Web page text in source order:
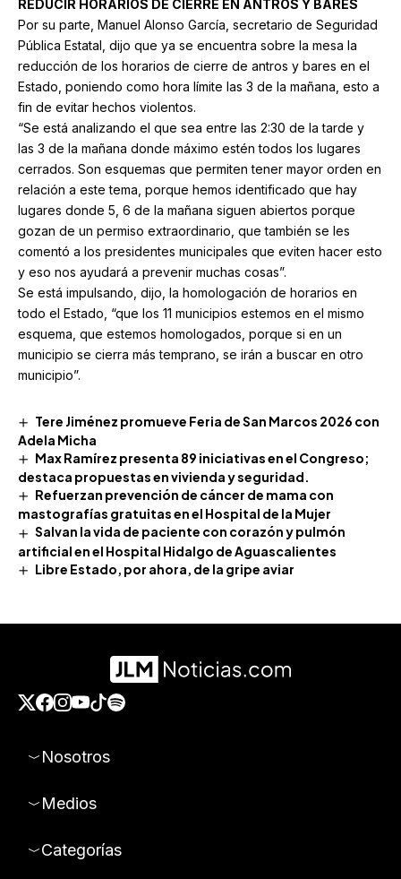
REDUCIR HORARIOS DE CIERRE EN ANTROS Y BARES
Por su parte, Manuel Alonso García, secretario de Seguridad
Pública Estatal, dijo que ya se encuentra sobre la mesa la
reducción de los horarios de cierre de antros y bares en el
Estado, poniendo como hora límite las 3 de la mañana, esto a
fin de evitar hechos violentos.
“Se está analizando el que sea entre las 2:30 de la tarde y
las 3 de la mañana donde máximo estén todos los lugares
cerrados. Son esquemas que permiten tener mayor orden en
relación a este tema, porque hemos identificado que hay
lugares donde 5, 6 de la mañana siguen abiertos porque
gozan de un permiso extraordinario, que también se les
comentó a los presidentes municipales que eviten hacer esto
y eso nos ayudará a prevenir muchas cosas”.
Se está impulsando, dijo, la homologación de horarios en
todo el Estado, “que los 11 municipios estemos en el mismo
esquema, que estemos homologados, porque si en un
municipio se cierra más temprano, se irán a buscar en otro
municipio”.
Tere Jiménez promueve Feria de San Marcos 2026 con
Adela Micha
Max Ramírez presenta 89 iniciativas en el Congreso;
destaca propuestas en vivienda y seguridad.
Refuerzan prevención de cáncer de mama con
mastografías gratuitas en el Hospital de la Mujer
Salvan la vida de paciente con corazón y pulmón
artificial en el Hospital Hidalgo de Aguascalientes
Libre Estado, por ahora, de la gripe aviar
Nosotros
Medios
Categorías